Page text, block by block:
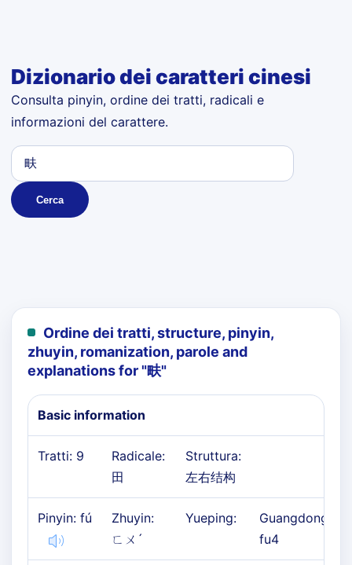
Dizionario dei caratteri cinesi
Consulta pinyin, ordine dei tratti, radicali e
informazioni del carattere.
Cerca
Ordine dei tratti, structure, pinyin,
zhuyin, romanization, parole and
explanations for "畉"
Basic information
Tratti: 9
Radicale:
田
Struttura:
左右结构
Pinyin: fú
Zhuyin:
ㄈㄨˊ
Yueping:
Guangdong:
fu4